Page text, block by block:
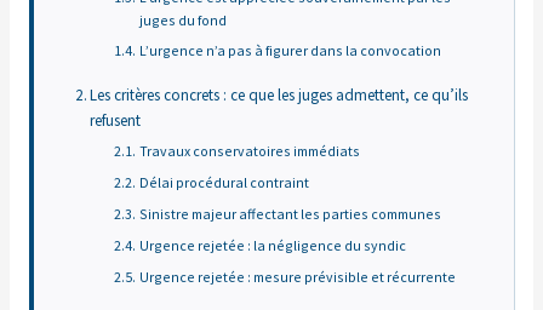
juges du fond
L’urgence n’a pas à figurer dans la convocation
Les critères concrets : ce que les juges admettent, ce qu’ils
refusent
Travaux conservatoires immédiats
Délai procédural contraint
Sinistre majeur affectant les parties communes
Urgence rejetée : la négligence du syndic
Urgence rejetée : mesure prévisible et récurrente